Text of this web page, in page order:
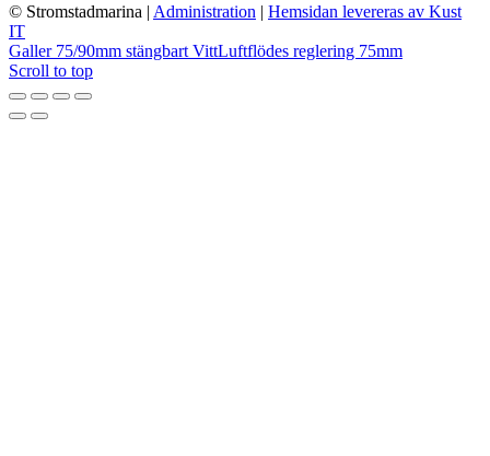
© Stromstadmarina | Administration | Hemsidan levereras av Kust
IT
Galler 75/90mm stängbart VittLuftflödes reglering 75mm
Scroll to top